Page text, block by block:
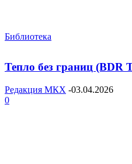
Библиотека
Тепло без границ (BDR
Редакция МКХ -03.04.2026
0